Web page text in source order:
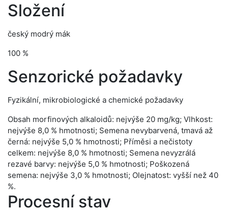
Složení
český modrý mák
100 %
Senzorické požadavky
Fyzikální, mikrobiologické a chemické požadavky
Obsah morfinových alkaloidů: nejvýše 20 mg/kg; Vlhkost:
nejvýše 8,0 % hmotnosti; Semena nevybarvená, tmavá až
černá: nejvýše 5,0 % hmotnosti; Příměsi a nečistoty
celkem: nejvýše 8,0 % hmotnosti; Semena nevyzrálá
rezavé barvy: nejvýše 5,0 % hmotnosti; Poškozená
semena: nejvýše 3,0 % hmotnosti; Olejnatost: vyšší než 40
%.
Procesní stav